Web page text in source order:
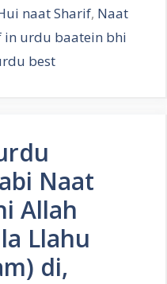
naat Sharif, Naat
in urdu baatein bhi
best
Naat
Allah
Llahu
di,